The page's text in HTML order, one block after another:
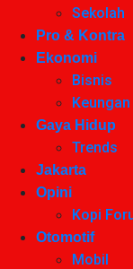
Sekolah
Pro & Kontra
Ekonomi
Bisnis
Keungan
Gaya Hidup
Trends
Jakarta
Opini
Kopi
Otomotif
Mobil